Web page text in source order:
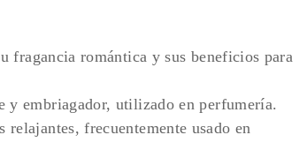
fragancia romántica y sus beneficios para
embriagador, utilizado en perfumería.
frecuentemente usado en